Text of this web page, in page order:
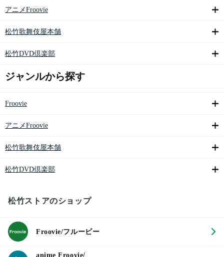
アニメFroovie
松竹歌舞伎屋本舗
松竹DVD倶楽部
ジャンルから探す
Froovie
アニメFroovie
松竹歌舞伎屋本舗
松竹DVD倶楽部
松竹ストアのショップ
Froovie/フルービー
anime Froovie/